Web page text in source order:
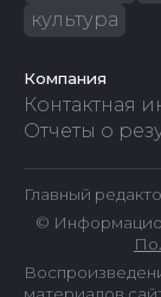
культура
Компания
Контактная
Отчеты о
Главный
©